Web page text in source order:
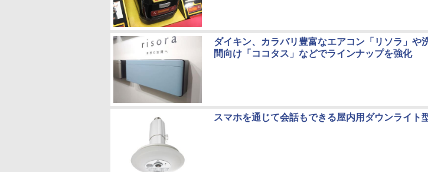
ダイキン、カラバリ豊富なエアコン「リソラ」や
間向け「ココタス」などでラインナップを強化
スマホを通じて会話もできる屋内用ダウンライト